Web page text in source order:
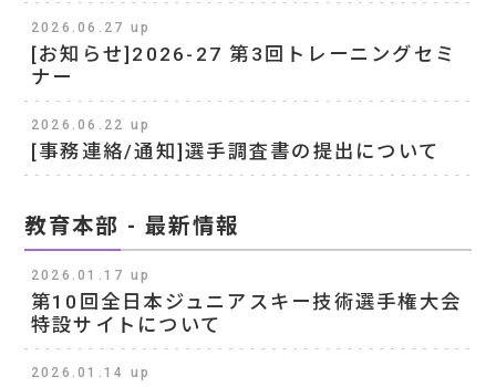
2026.06.27 up
[お知らせ]2026-27 第3回トレーニングセミ
ナー
2026.06.22 up
[事務連絡/通知]選手調査書の提出について
教育本部 - 最新情報
2026.01.17 up
第10回全日本ジュニアスキー技術選手権大会
特設サイトについて
2026.01.14 up